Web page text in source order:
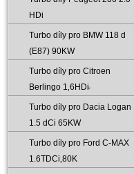
HDi
Turbo díly pro BMW 118 d
(E87) 90KW
Turbo díly pro Citroen
Berlingo 1‚6HDi̵
Turbo díly pro Dacia Logan
1.5 dCi 65KW
Turbo díly pro Ford C-MAX
1.6TDCi‚80K